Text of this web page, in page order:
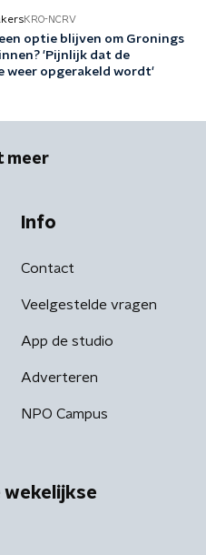
KRO-NCRV
optie blijven om Gronings
'Pijnlijk dat de
weer opgerakeld wordt'
meer
Info
Contact
Veelgestelde vragen
App de studio
Adverteren
NPO Campus
wekelijkse